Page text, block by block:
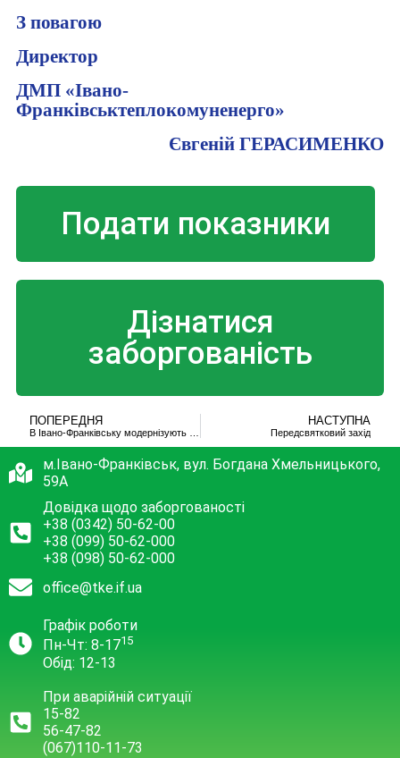
З повагою
Директор
ДМП «Івано-
Франківськтеплокомуненерго»
Євгеній ГЕРАСИМЕНКО
Подати показники
Дізнатися
заборгованість
ПОПЕРЕДНЯ НАСТУПНА
Передсвятковий захід
м.Івано-Франківськ, вул. Богдана Хмельницького,
59А
Довідка щодо заборгованості
+38 (0342) 50-62-00
+38 (099) 50-62-000
+38 (098) 50-62-000
office@tke.if.ua
Графік роботи
Пн-Чт: 8-1715
Обід: 12-13
При аварійній ситуації
15-82
56-47-82
(067)110-11-73